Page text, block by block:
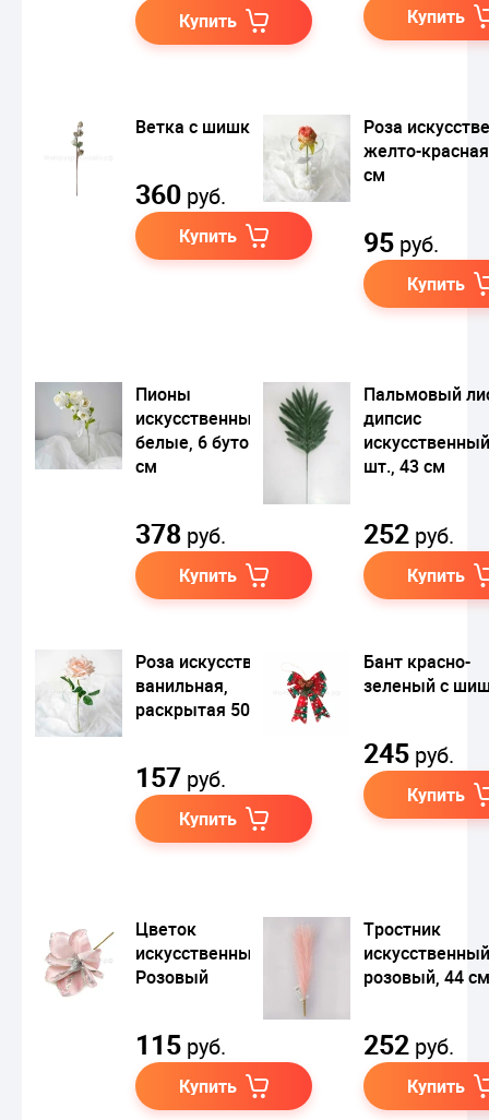
Купить Купить
Ветка с шишками
360 руб.
Купить
Роза
желто-
см
95 руб.
Купить
Пионы
искусственные
белые, 6 бутонов, 60
см
378 руб.
Купить
Пальмовый
дипсис
шт., 43 см
252 руб.
Купить
Роза искусственная
ванильная,
раскрытая 50 cm
157 руб.
Купить
Бант красно-
зеленый с
245 руб.
Купить
Цветок
искусственный
Розовый
115 руб.
Купить
Тростник
искусственный
розовый, 44 см
252 руб.
Купить